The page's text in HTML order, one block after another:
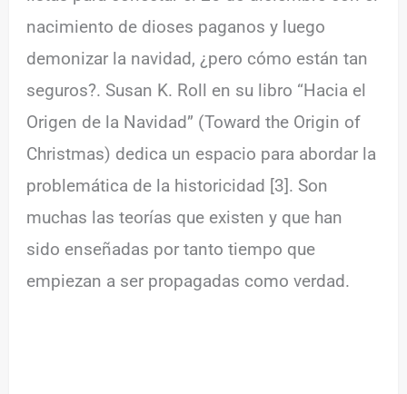
nacimiento de dioses paganos y luego
demonizar la navidad, ¿pero cómo están tan
seguros?. Susan K. Roll en su libro “Hacia el
Origen de la Navidad” (Toward the Origin of
Christmas) dedica un espacio para abordar la
problemática de la historicidad [3]. Son
muchas las teorías que existen y que han
sido enseñadas por tanto tiempo que
empiezan a ser propagadas como verdad.